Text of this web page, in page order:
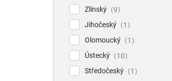
Zlínský
9
Jihočeský
1
Olomoucký
1
Ústecký
10
Středočeský
1